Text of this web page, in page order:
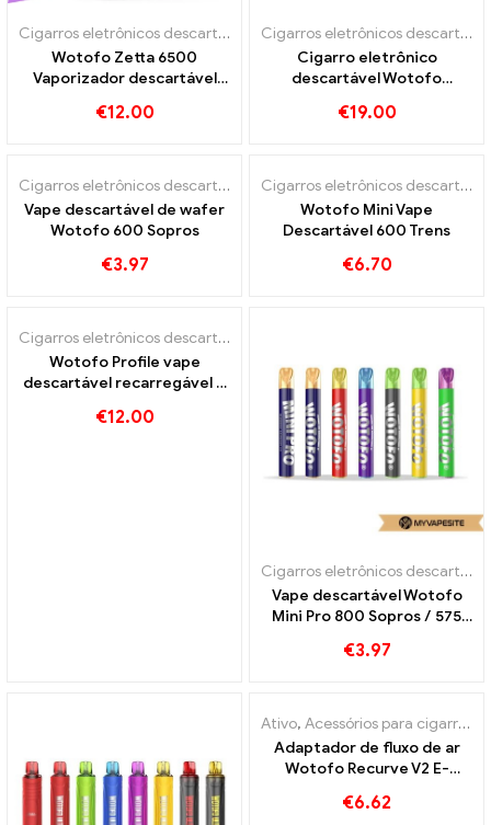
Cigarros eletrônicos descartáveis
Wotofo Zetta 6500
Vaporizador descartável
€12.00
Cigarros eletrônicos descartáveis
Cigarro eletrônico
descartável Wotofo
€19.00
Cigarros eletrônicos descartáveis
Vape descartável de wafer
Wotofo 600 Sopros
€3.97
Cigarros eletrônicos descartáveis
Wotofo Mini Vape
Descartável 600 Trens
€6.70
Cigarros eletrônicos descartáveis
Wotofo Profile vape
descartável recarregável e
€12.00
Cigarros eletrônicos descartáveis
Vape descartável Wotofo
Mini Pro 800 Sopros / 575
€3.97
Ativo, Acessórios para cigarros eletrônicos
Adaptador de fluxo de ar
Wotofo Recurve V2 E-
Personalizado
€6.62